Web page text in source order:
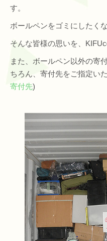
す。
ボールペンをゴミにしたく
そんな皆様の思いを、
また、ボールペン以外の寄
ちろん、寄付先をご指定い
寄付先)